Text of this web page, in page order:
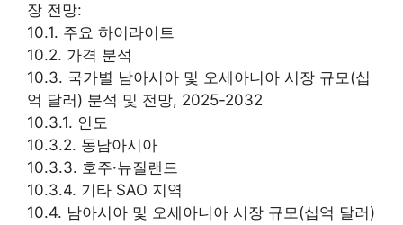
장 전망:
10.1. 주요 하이라이트
10.2. 가격 분석
10.3. 국가별 남아시아 및 오세아니아 시장 규모(십
억 달러) 분석 및 전망, 2025-2032
10.3.1. 인도
10.3.2. 동남아시아
10.3.3. 호주·뉴질랜드
10.3.4. 기타 SAO 지역
10.4. 남아시아 및 오세아니아 시장 규모(십억 달러)